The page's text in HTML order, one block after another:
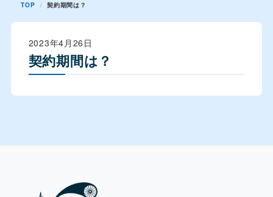
TOP 契約期間は？
2023年4月26日
契約期間は？